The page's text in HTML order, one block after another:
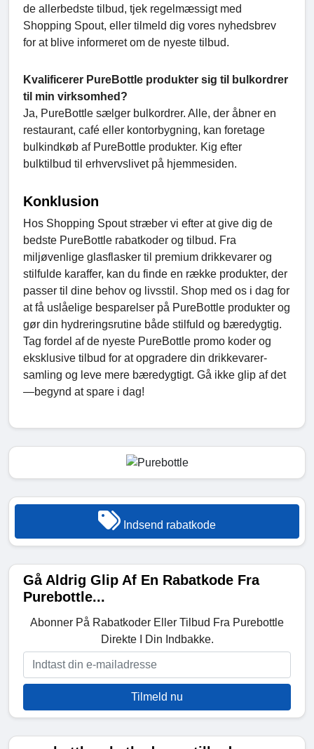
de allerbedste tilbud, tjek regelmæssigt med
Shopping Spout, eller tilmeld dig vores nyhedsbrev
for at blive informeret om de nyeste tilbud.
Kvalificerer PureBottle produkter sig til bulkordrer
til min virksomhed?
Ja, PureBottle sælger bulkordrer. Alle, der åbner en
restaurant, café eller kontorbygning, kan foretage
bulkindkøb af PureBottle produkter. Kig efter
bulktilbud til erhvervslivet på hjemmesiden.
Konklusion
Hos Shopping Spout stræber vi efter at give dig de
bedste PureBottle rabatkoder og tilbud. Fra
miljøvenlige glasflasker til premium drikkevarer og
stilfulde karaffer, kan du finde en række produkter, der
passer til dine behov og livsstil. Shop med os i dag for
at få uslåelige besparelser på PureBottle produkter og
gør din hydreringsrutine både stilfuld og bæredygtig.
Tag fordel af de nyeste PureBottle promo koder og
eksklusive tilbud for at opgradere din drikkevarer-
samling og leve mere bæredygtigt. Gå ikke glip af det
—begynd at spare i dag!
Indsend rabatkode
Gå Aldrig Glip Af En Rabatkode Fra
Purebottle...
Abonner På Rabatkoder Eller Tilbud Fra Purebottle
Direkte I Din Indbakke.
Tilmeld nu